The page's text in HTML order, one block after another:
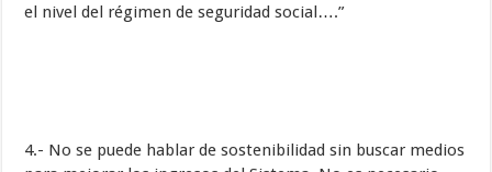
el nivel del régimen de seguridad social….”
4.- No se puede hablar de sostenibilidad sin buscar medios